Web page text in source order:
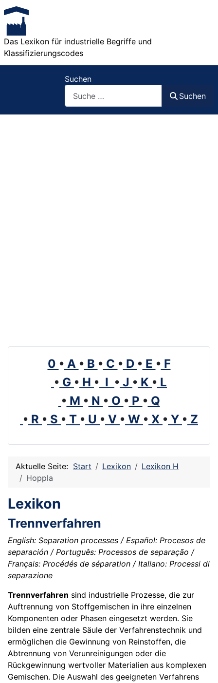
Das Lexikon für industrielle Begriffe und
Klassifizierungscodes
Suchen
Suchen
0 • A • B • C • D • E • F
• G • H • I • J • K • L
• M • N • O • P • Q
• R • S • T • U • V • W • X • Y • Z
Aktuelle Seite: Start Lexikon
Lexikon H
Hoppla
Lexikon
Trennverfahren
English: Separation processes / Español: Procesos de
separación / Português: Processos de separação /
Français: Procédés de séparation / Italiano: Processi di
separazione
Trennverfahren sind industrielle Prozesse, die zur
Auftrennung von Stoffgemischen in ihre einzelnen
Komponenten oder Phasen eingesetzt werden. Sie
bilden eine zentrale Säule der Verfahrenstechnik und
ermöglichen die Gewinnung von Reinstoffen, die
Abtrennung von Verunreinigungen oder die
Rückgewinnung wertvoller Materialien aus komplexen
Gemischen. Die Auswahl des geeigneten Verfahrens